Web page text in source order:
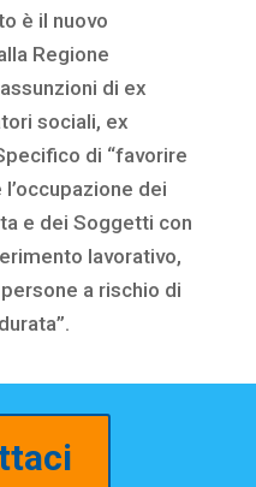
è il nuovo
Regione
di ex
sociali, ex
di “favorire
dei
e dei Soggetti con
lavorativo,
a rischio di